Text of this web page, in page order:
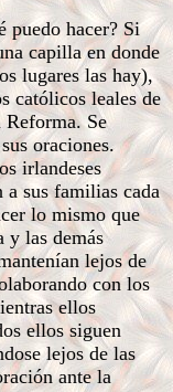
hacer? Si
capilla en donde
lugares las hay),
católicos leales de
Se
oraciones.
irlandeses
a sus familias cada
lo mismo que
y las demás
lejos de
con los
ellos
ellos siguen
lejos de las
ante la